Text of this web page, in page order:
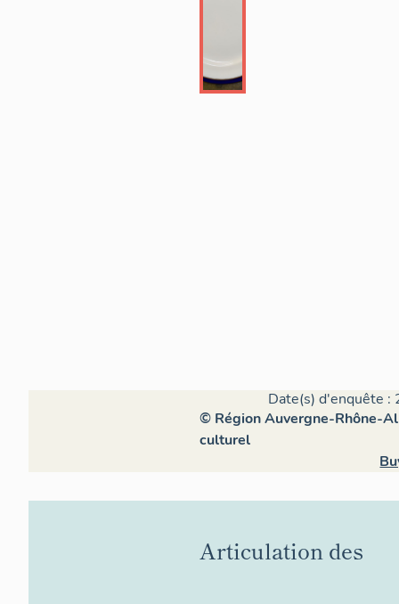
Date(s) d'enquête :
© Région Auvergne-Rhône-
culturel
Articulation des